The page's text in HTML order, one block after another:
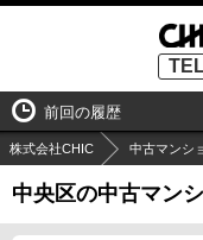
前回の履歴
株式会社CHIC 中古マンシ
中央区の中古マン